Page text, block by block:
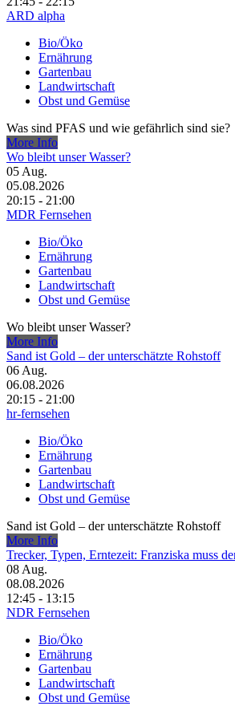
ARD alpha
Bio/Öko
Ernährung
Gartenbau
Landwirtschaft
Obst und Gemüse
Was sind PFAS und wie gefährlich sind sie?
More Info
Wo bleibt unser Wasser?
05 Aug.
05.08.2026
20:15 - 21:00
MDR Fernsehen
Bio/Öko
Ernährung
Gartenbau
Landwirtschaft
Obst und Gemüse
Wo bleibt unser Wasser?
More Info
Sand ist Gold – der unterschätzte Rohstoff
06 Aug.
06.08.2026
20:15 - 21:00
hr-fernsehen
Bio/Öko
Ernährung
Gartenbau
Landwirtschaft
Obst und Gemüse
Sand ist Gold – der unterschätzte Rohstoff
More Info
Trecker, Typen, Erntezeit: Franziska muss
08 Aug.
08.08.2026
12:45 - 13:15
NDR Fernsehen
Bio/Öko
Ernährung
Gartenbau
Landwirtschaft
Obst und Gemüse